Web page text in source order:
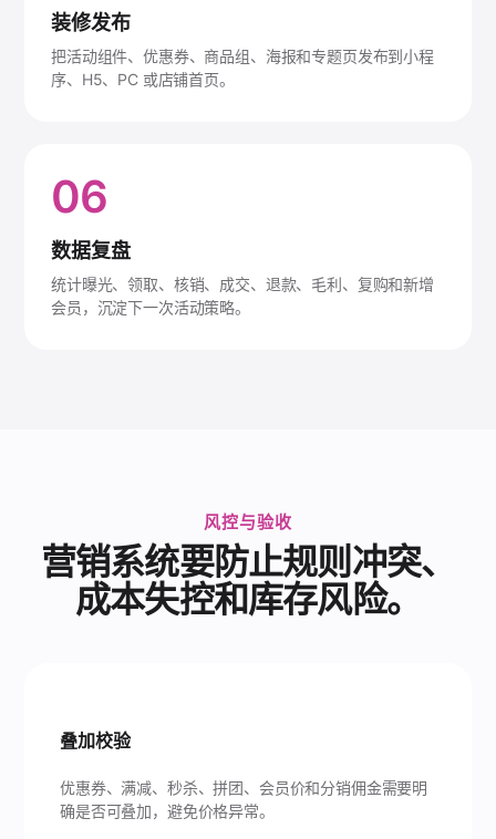
装修发布
把活动组件、优惠券、商品组、海报和专题页发布到小程
序、H5、PC 或店铺首页。
06
数据复盘
统计曝光、领取、核销、成交、退款、毛利、复购和新增
会员，沉淀下一次活动策略。
风控与验收
营销系统要防止规则冲突、
成本失控和库存风险。
叠加校验
优惠券、满减、秒杀、拼团、会员价和分销佣金需要明
确是否可叠加，避免价格异常。